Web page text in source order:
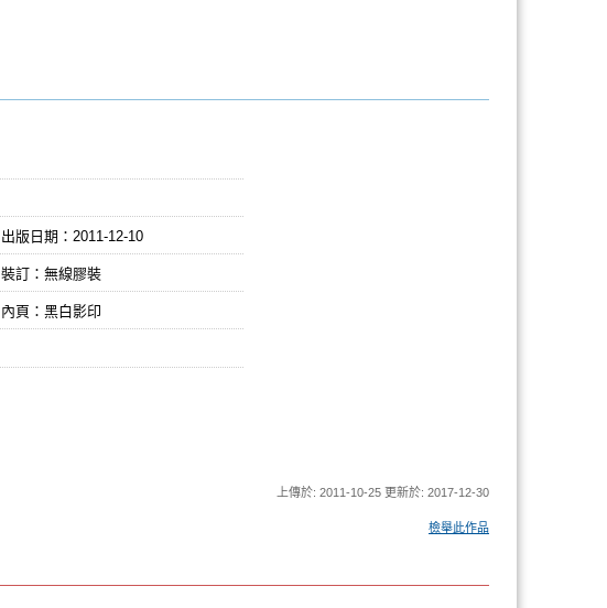
出版日期： 2011-12-10
裝訂：無線膠裝
內頁：黑白影印
上傳於: 2011-10-25 更新於: 2017-12-30
檢舉此作品